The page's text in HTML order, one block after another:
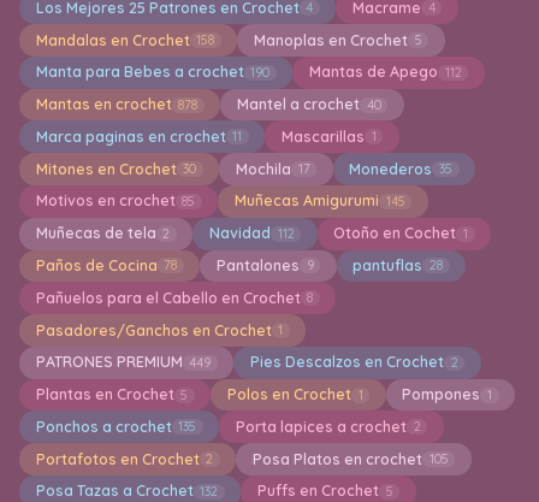
Los Mejores 25 Patrones en Crochet 4 Macrame 4
Mandalas en Crochet 158 Manoplas en Crochet 5
Manta para Bebes a crochet 190 Mantas de Apego 112
Mantas en crochet 878 Mantel a crochet 40
Marca paginas en crochet 11 Mascarillas 1
Mitones en Crochet 30 Mochila 17 Monederos 35
Motivos en crochet 85 Muñecas Amigurumi 145
Muñecas de tela 2 Navidad 112 Otoño en Cochet 1
Paños de Cocina 78 Pantalones 9 pantuflas 28
Pañuelos para el Cabello en Crochet 8
Pasadores/Ganchos en Crochet 1
PATRONES PREMIUM 449 Pies Descalzos en Crochet 2
Plantas en Crochet 5 Polos en Crochet 1 Pompones 1
Ponchos a crochet 135 Porta lapices a crochet 2
Portafotos en Crochet 2 Posa Platos en crochet 105
Posa Tazas a Crochet 132 Puffs en Crochet 5